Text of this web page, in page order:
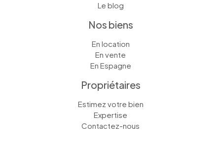
Le blog
Nos biens
En location
En vente
En Espagne
Propriétaires
Estimez votre bien
Expertise
Contactez-nous